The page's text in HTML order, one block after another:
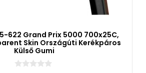
622 Grand Prix 5000 700x25C,
Skin Országúti Kerékpáros
Külső Gumi